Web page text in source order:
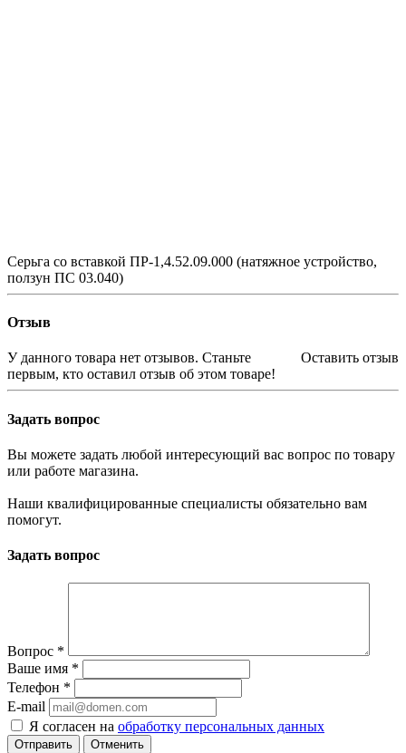
Серьга со вставкой ПР-1,4.52.09.000 (натяжное устройство,
ползун ПС 03.040)
Отзыв
Оставить отзыв
У данного товара нет отзывов. Станьте
первым, кто оставил отзыв об этом товаре!
Задать вопрос
Вы можете задать любой интересующий вас вопрос по товару
или работе магазина.
Наши квалифицированные специалисты обязательно вам
помогут.
Задать вопрос
Вопрос *
Ваше имя *
Телефон *
E-mail
Я согласен на обработку персональных данных
Отменить